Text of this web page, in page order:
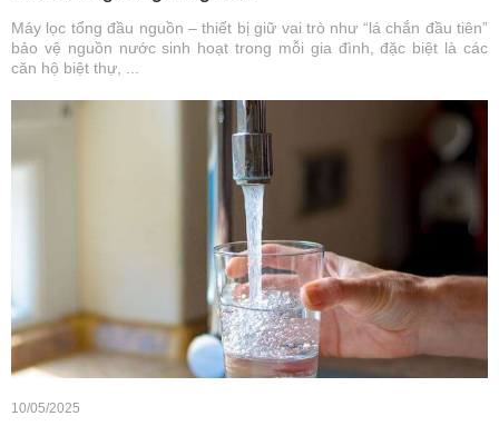
Máy lọc tổng đầu nguồn – thiết bị giữ vai trò như “lá chắn đầu tiên”
bảo vệ nguồn nước sinh hoạt trong mỗi gia đình, đặc biệt là các
căn hộ biệt thự, ...
10/05/2025